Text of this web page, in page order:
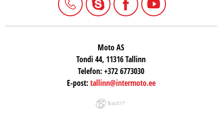
Moto AS
Tondi 44, 11316 Tallinn
Telefon:+372 6773030
E-post:tallinn@intermoto.ee